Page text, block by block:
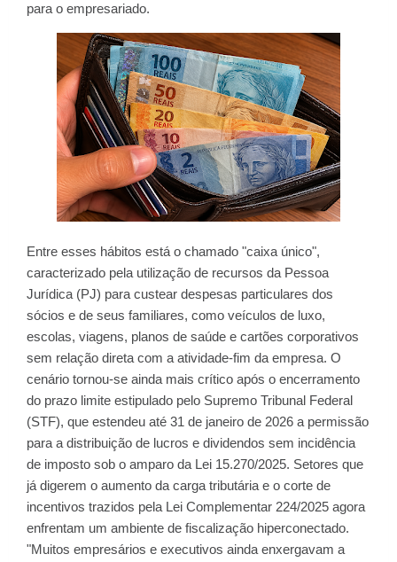
para o empresariado.
Entre esses hábitos está o chamado "caixa único",
caracterizado pela utilização de recursos da Pessoa
Jurídica (PJ) para custear despesas particulares dos
sócios e de seus familiares, como veículos de luxo,
escolas, viagens, planos de saúde e cartões corporativos
sem relação direta com a atividade-fim da empresa. O
cenário tornou-se ainda mais crítico após o encerramento
do prazo limite estipulado pelo Supremo Tribunal Federal
(STF), que estendeu até 31 de janeiro de 2026 a permissão
para a distribuição de lucros e dividendos sem incidência
de imposto sob o amparo da Lei 15.270/2025. Setores que
já digerem o aumento da carga tributária e o corte de
incentivos trazidos pela Lei Complementar 224/2025 agora
enfrentam um ambiente de fiscalização hiperconectado.
"Muitos empresários e executivos ainda enxergavam a